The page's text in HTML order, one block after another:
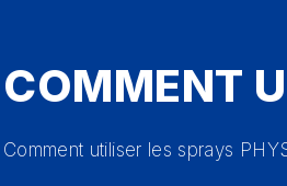
COMMENT
Comment utiliser les sprays